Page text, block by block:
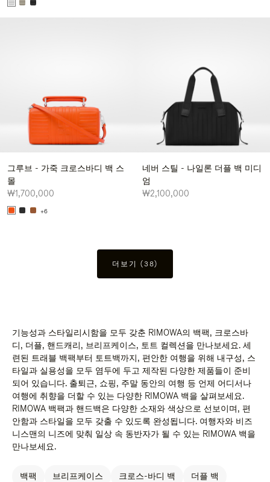
그루브 - 가죽 크로스바디 백 스
몰
₩1,700,000
+6
네버 스틸 - 나일론 더플 백 미디
엄
₩2,100,000
더보기 (38)
기능성과 스타일리시함을 모두 갖춘 RIMOWA의 백팩, 크로스바
디, 더플, 핸드캐리, 브리프케이스, 토트 컬렉션을 만나보세요. 세
련된 트래블 백팩부터 토트백까지, 편안한 여행을 위해 내구성, 스
타일과 실용성을 모두 염두에 두고 제작된 다양한 제품들이 준비
되어 있습니다. 출퇴근, 쇼핑, 주말 동안의 여행 등 언제 어디서나
여행에 취향을 더할 수 있는 다양한 RIMOWA 백을 살펴보세요.
RIMOWA 백팩과 핸드백은 다양한 소재와 색상으로 선보이며, 편
안함과 스타일을 모두 갖출 수 있도록 완성됩니다. 여행자와 비즈
니스맨의 니즈에 맞춰 일상 속 동반자가 될 수 있는 RIMOWA 백을
만나보세요.
백팩 브리프케이스 크로스-바디 백 더플 백